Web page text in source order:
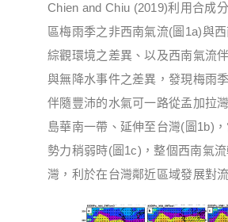
Chien and Chiu (2019)利用合成
區梅雨季之非西南氣流(圖1a)與
綜觀環境之差異、以及西南氣流
與無降水事件之差異，發現梅雨
伴隨豐沛的水氣可一路從孟加拉
島華南一帶、延伸至台灣(圖1b)
勢力稍弱時(圖1c)，整個西南氣
灣，利於在台灣鄰近區域發展對